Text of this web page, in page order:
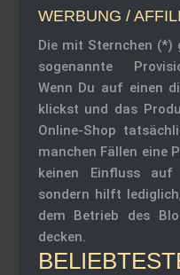
WERBUNG /
Die mit Sternchen (*)
sogenannte
Wenn Du auf einen
klickst und das
Online-Shop
manchen Fällen eine
keinen Einfluss auf
sondern hilft
dem Betrieb des
decken.